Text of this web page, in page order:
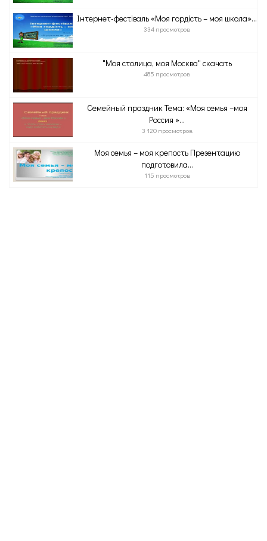
Інтернет-фестіваль «Моя гордість – моя школа»...
334 просмотров
"Моя столица, моя Москва" скачать
485 просмотров
Семейный праздник Тема: «Моя семья –моя
Россия »...
3 120 просмотров
Моя семья – моя крепость Презентацию
подготовила...
115 просмотров